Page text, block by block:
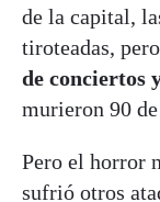
de la capital,
tiroteadas,
de conciertos
murieron 90
Pero el horror
sufrió otros